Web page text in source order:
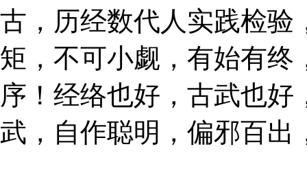
古，历经数代人实践检验
矩，不可小觑，有始有终
序！经络也好，古武也
武，自作聪明，偏邪百出